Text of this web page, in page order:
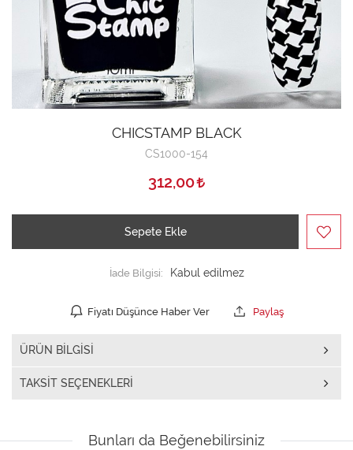
CHICSTAMP BLACK
CS1000-154
312,00
Sepete Ekle
İade Bilgisi:
Fiyatı Düşünce Haber Ver Paylaş
ÜRÜN BILGISI
TAKSIT SEÇENEKLERI
Bunları da Beğenebilirsiniz